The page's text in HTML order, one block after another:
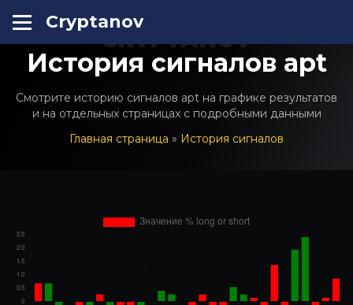
Cryptanov
CRYPTANOV
История сигналов apt
Смотрите историю сигналов apt на графике результатов
и на отдельных страницах с подробными данными
Главная страница » История сигналов